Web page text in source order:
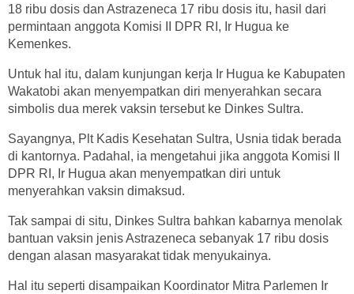
18 ribu dosis dan Astrazeneca 17 ribu dosis itu, hasil dari
permintaan anggota Komisi II DPR RI, Ir Hugua ke
Kemenkes.
Untuk hal itu, dalam kunjungan kerja Ir Hugua ke Kabupaten
Wakatobi akan menyempatkan diri menyerahkan secara
simbolis dua merek vaksin tersebut ke Dinkes Sultra.
Sayangnya, Plt Kadis Kesehatan Sultra, Usnia tidak berada
di kantornya. Padahal, ia mengetahui jika anggota Komisi II
DPR RI, Ir Hugua akan menyempatkan diri untuk
menyerahkan vaksin dimaksud.
Tak sampai di situ, Dinkes Sultra bahkan kabarnya menolak
bantuan vaksin jenis Astrazeneca sebanyak 17 ribu dosis
dengan alasan masyarakat tidak menyukainya.
Hal itu seperti disampaikan Koordinator Mitra Parlemen Ir